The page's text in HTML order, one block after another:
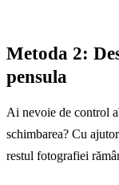
Metoda 2:
pensula
Ai nevoie de control
schimbarea? Cu
restul fotografiei